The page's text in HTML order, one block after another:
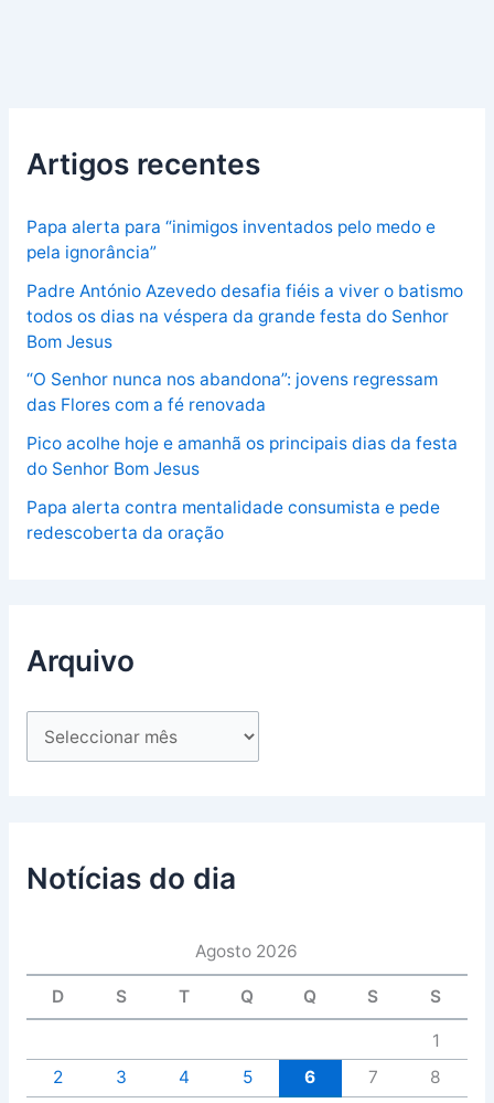
Artigos recentes
Papa alerta para “inimigos inventados pelo medo e
pela ignorância”
Padre António Azevedo desafia fiéis a viver o batismo
todos os dias na véspera da grande festa do Senhor
Bom Jesus
“O Senhor nunca nos abandona”: jovens regressam
das Flores com a fé renovada
Pico acolhe hoje e amanhã os principais dias da festa
do Senhor Bom Jesus
Papa alerta contra mentalidade consumista e pede
redescoberta da oração
Arquivo
Notícias do dia
Agosto 2026
D S T Q Q S S
1
2
3 4 5 6 7
8